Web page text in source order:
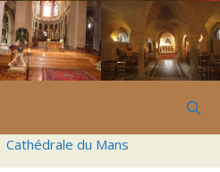
Cathédrale du Mans